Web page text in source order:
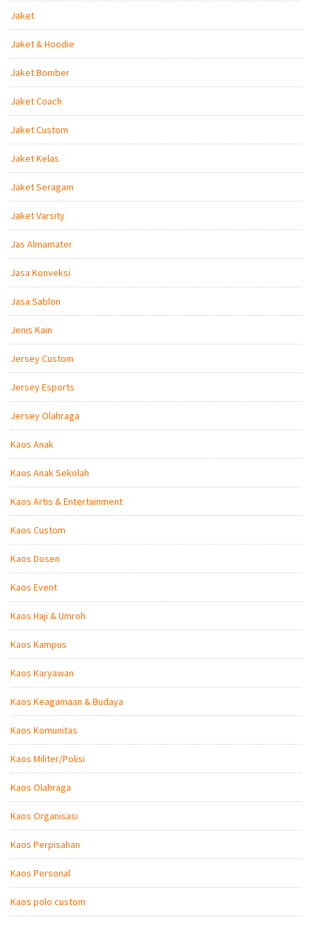
Jaket
Jaket & Hoodie
Jaket Bomber
Jaket Coach
Jaket Custom
Jaket Kelas
Jaket Seragam
Jaket Varsity
Jas Almamater
Jasa Konveksi
Jasa Sablon
Jenis Kain
Jersey Custom
Jersey Esports
Jersey Olahraga
Kaos Anak
Kaos Anak Sekolah
Kaos Artis & Entertainment
Kaos Custom
Kaos Dosen
Kaos Event
Kaos Haji & Umroh
Kaos Kampus
Kaos Karyawan
Kaos Keagamaan & Budaya
Kaos Komunitas
Kaos Militer/Polisi
Kaos Olahraga
Kaos Organisasi
Kaos Perpisahan
Kaos Personal
Kaos polo custom